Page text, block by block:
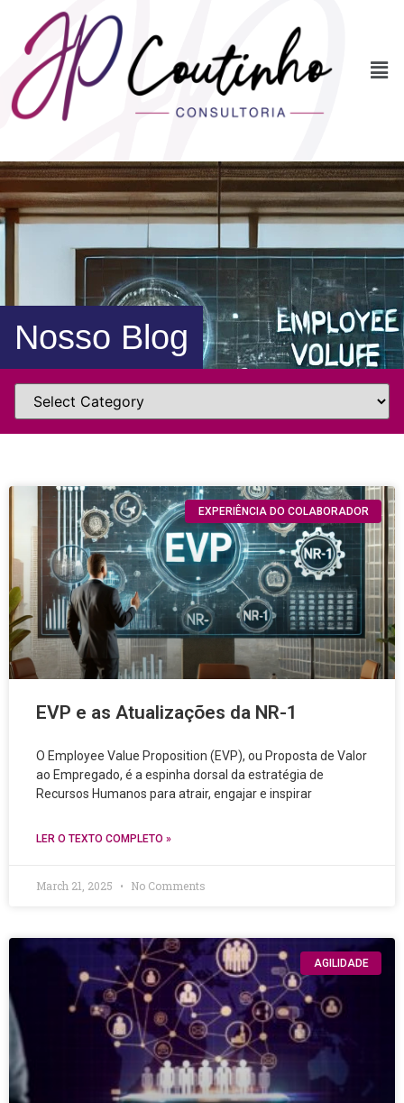
Nosso Blog
EXPERIÊNCIA DO COLABORADOR
EVP e as Atualizações da NR-1
O Employee Value Proposition (EVP), ou Proposta de Valor
ao Empregado, é a espinha dorsal da estratégia de
Recursos Humanos para atrair, engajar e inspirar
LER O TEXTO COMPLETO »
March 21, 2025 No Comments
AGILIDADE